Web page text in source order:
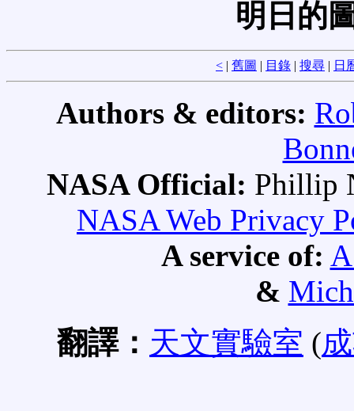
明日的
< | 舊圖 | 目錄 | 搜尋 | 日
Authors & editors:
NASA Official: Phillip
NASA Web Privacy
A service of:
&
翻譯： 天文實驗室 (